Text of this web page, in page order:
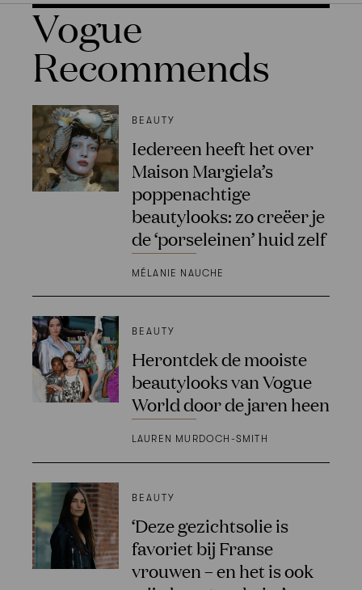
Vogue
Recommends
BEAUTY
Iedereen heeft het over
Maison Margiela’s
poppenachtige
beautylooks: zo creëer je
de ‘porseleinen’ huid zelf
MÉLANIE NAUCHE
BEAUTY
Herontdek de mooiste
beautylooks van Vogue
World door de jaren heen
LAUREN MURDOCH-SMITH
BEAUTY
‘Deze gezichtsolie is
favoriet bij Franse
vrouwen – en het is ook